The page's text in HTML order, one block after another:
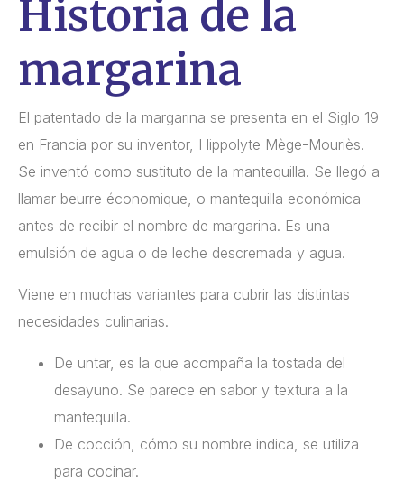
Historia de la
margarina
El patentado de la margarina se presenta en el Siglo 19
en Francia por su inventor, Hippolyte Mège-Mouriès.
Se inventó como sustituto de la mantequilla. Se llegó a
llamar beurre économique, o mantequilla económica
antes de recibir el nombre de margarina. Es una
emulsión de agua o de leche descremada y agua.
Viene en muchas variantes para cubrir las distintas
necesidades culinarias.
De untar, es la que acompaña la tostada del
desayuno. Se parece en sabor y textura a la
mantequilla.
De cocción, cómo su nombre indica, se utiliza
para cocinar.